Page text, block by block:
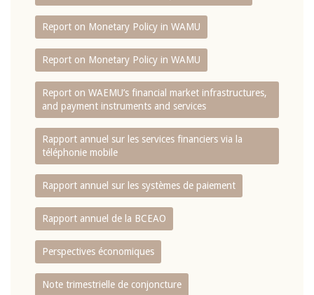
Report on Monetary Policy in WAMU
Report on Monetary Policy in WAMU
Report on WAEMU’s financial market infrastructures,
and payment instruments and services
Rapport annuel sur les services financiers via la
téléphonie mobile
Rapport annuel sur les systèmes de paiement
Rapport annuel de la BCEAO
Perspectives économiques
Note trimestrielle de conjoncture